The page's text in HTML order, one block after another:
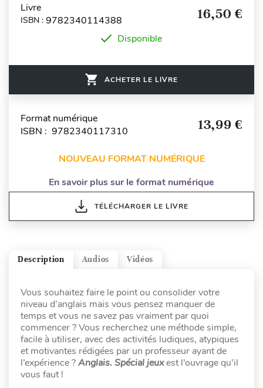
Livre
ISBN : 9782340114388 16,50 €
Disponible
ACHETER LE LIVRE
Format numérique
ISBN : 9782340117310
13,99 €
NOUVEAU FORMAT NUMÉRIQUE
En savoir plus sur le format numérique
TÉLÉCHARGER LE LIVRE
Vidéos
Audios
Description
Vous souhaitez faire le point ou consolider votre
niveau d’anglais mais vous pensez manquer de
temps et vous ne savez pas vraiment par quoi
commencer ? Vous recherchez une méthode simple,
facile à utiliser, avec des activités ludiques, atypiques
et motivantes rédigées par un professeur ayant de
l’expérience ?Anglais. Spécial jeuxest l’ouvrage qu’il
vous faut !